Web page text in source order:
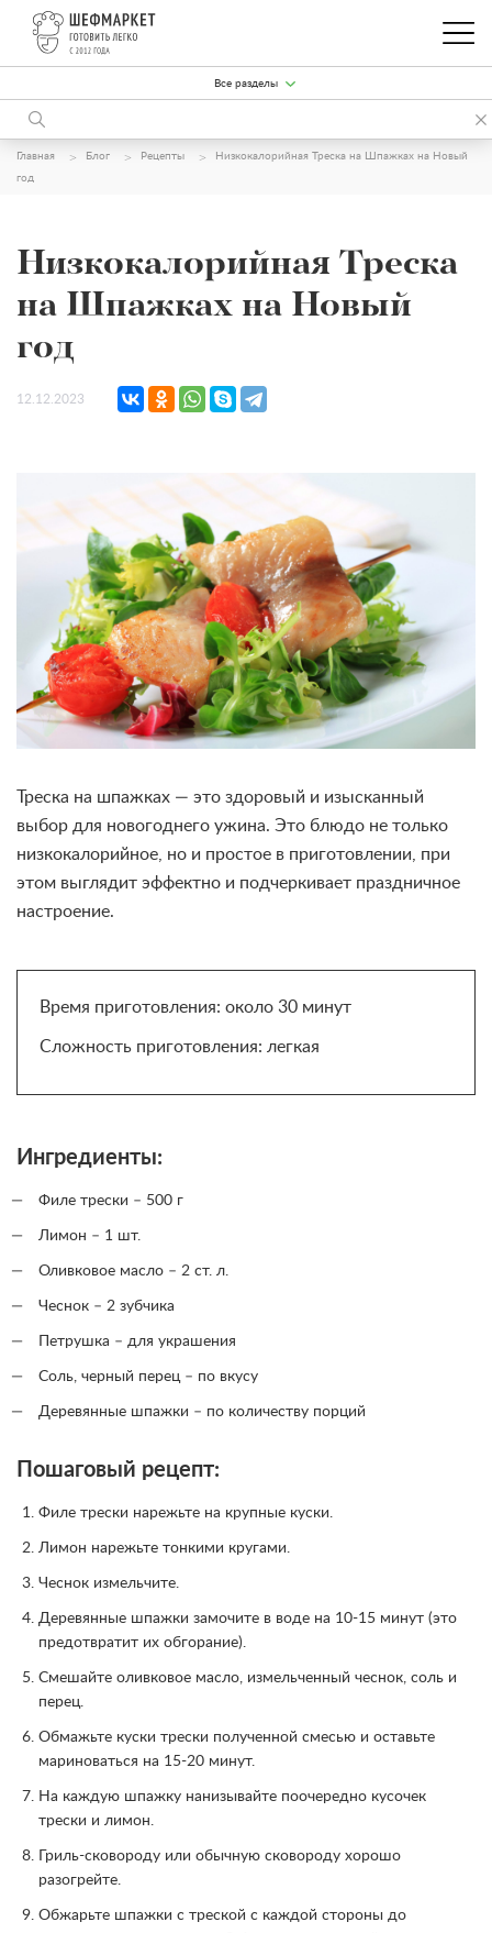
Все разделы
Главная Блог Рецепты
Низкокалорийная Треска на Шпажках на Новый
год
Низкокалорийная Треска
на Шпажках на Новый
год
12.12.2023
Треска на шпажках — это здоровый и изысканный
выбор для новогоднего ужина. Это блюдо не только
низкокалорийное, но и простое в приготовлении, при
этом выглядит эффектно и подчеркивает праздничное
настроение.
Время приготовления: около 30 минут
Сложность приготовления: легкая
Ингредиенты:
Филе трески – 500 г
Лимон – 1 шт.
Оливковое масло – 2 ст. л.
Чеснок – 2 зубчика
Петрушка – для украшения
Соль, черный перец – по вкусу
Деревянные шпажки – по количеству порций
Пошаговый рецепт:
Филе трески нарежьте на крупные куски.
Лимон нарежьте тонкими кругами.
Чеснок измельчите.
Деревянные шпажки замочите в воде на 10-15 минут (это
предотвратит их обгорание).
Смешайте оливковое масло, измельченный чеснок, соль и
перец.
Обмажьте куски трески полученной смесью и оставьте
мариноваться на 15-20 минут.
На каждую шпажку нанизывайте поочередно кусочек
трески и лимон.
Гриль-сковороду или обычную сковороду хорошо
разогрейте.
Обжарьте шпажки с треской с каждой стороны до